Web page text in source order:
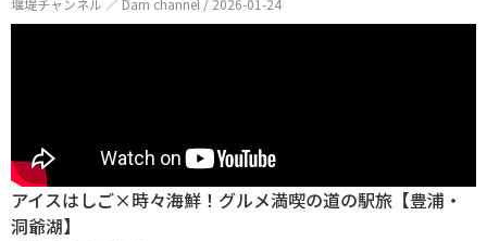
堰堤チャンネル ／ Dam channel / 2026-01-24
アイスはしご×時々海鮮！グルメ満喫の道の駅旅【豊浦・
洞爺湖】